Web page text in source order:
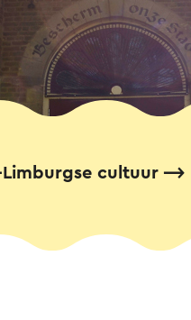
cultuur